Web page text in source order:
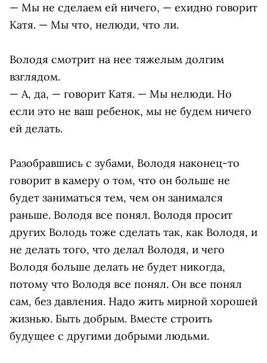
— Мы не сделаем ей ничего, — ехидно говорит
Катя. — Мы что, нелюди, что ли.
Володя смотрит на нее тяжелым долгим
взглядом.
— А, да, — говорит Катя. — Мы нелюди. Но
если это не ваш ребенок, мы не будем ничего
ей делать.
Разобравшись с зубами, Володя наконец-то
говорит в камеру о том, что он больше не
будет заниматься тем, чем он занимался
раньше. Володя все понял. Володя просит
других Володь тоже сделать так, как Володя, и
не делать того, что делал Володя, и чего
Володя больше делать не будет никогда,
потому что Володя все понял. Он все понял
сам, без давления. Надо жить мирной хорошей
жизнью. Быть добрым. Вместе строить
будущее с другими добрыми людьми.